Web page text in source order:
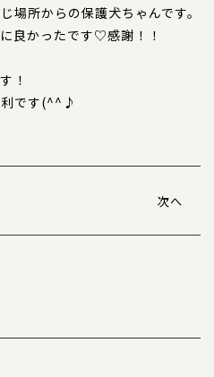
場所からの保護犬ちゃんです。
良かったです♡感謝！！
！
利です(^^♪
次へ